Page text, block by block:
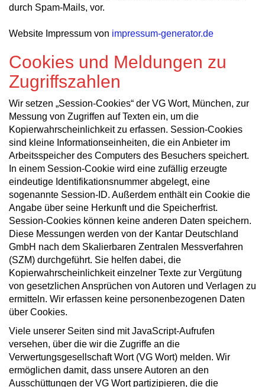
durch Spam-Mails, vor.
Website Impressum von impressum-generator.de
Cookies und Meldungen zu
Zugriffszahlen
Wir setzen „Session-Cookies“ der VG Wort, München, zur
Messung von Zugriffen auf Texten ein, um die
Kopierwahrscheinlichkeit zu erfassen. Session-Cookies
sind kleine Informationseinheiten, die ein Anbieter im
Arbeitsspeicher des Computers des Besuchers speichert.
In einem Session-Cookie wird eine zufällig erzeugte
eindeutige Identifikationsnummer abgelegt, eine
sogenannte Session-ID. Außerdem enthält ein Cookie die
Angabe über seine Herkunft und die Speicherfrist.
Session-Cookies können keine anderen Daten speichern.
Diese Messungen werden von der Kantar Deutschland
GmbH nach dem Skalierbaren Zentralen Messverfahren
(SZM) durchgeführt. Sie helfen dabei, die
Kopierwahrscheinlichkeit einzelner Texte zur Vergütung
von gesetzlichen Ansprüchen von Autoren und Verlagen zu
ermitteln. Wir erfassen keine personenbezogenen Daten
über Cookies.
Viele unserer Seiten sind mit JavaScript-Aufrufen
versehen, über die wir die Zugriffe an die
Verwertungsgesellschaft Wort (VG Wort) melden. Wir
ermöglichen damit, dass unsere Autoren an den
Ausschüttungen der VG Wort partizipieren, die die